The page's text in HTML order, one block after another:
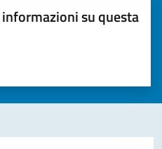
su questa
(da 1 a 5 stelle)
per valutare la chiarezza delle
su 5
5